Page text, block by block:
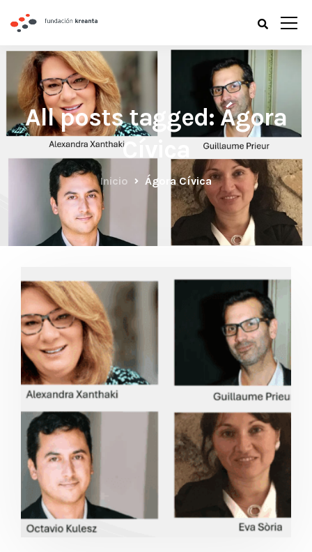
All posts tagged: Ágora
Cívica
Inicio Ágora Cívica